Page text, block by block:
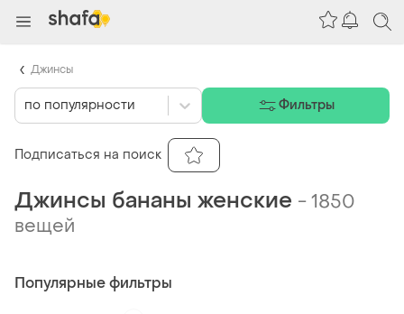
Джинсы бананы женские -1850
вещей
Популярные фильтры
по популярности Фильтры
Подписаться на поиск
Джинсы